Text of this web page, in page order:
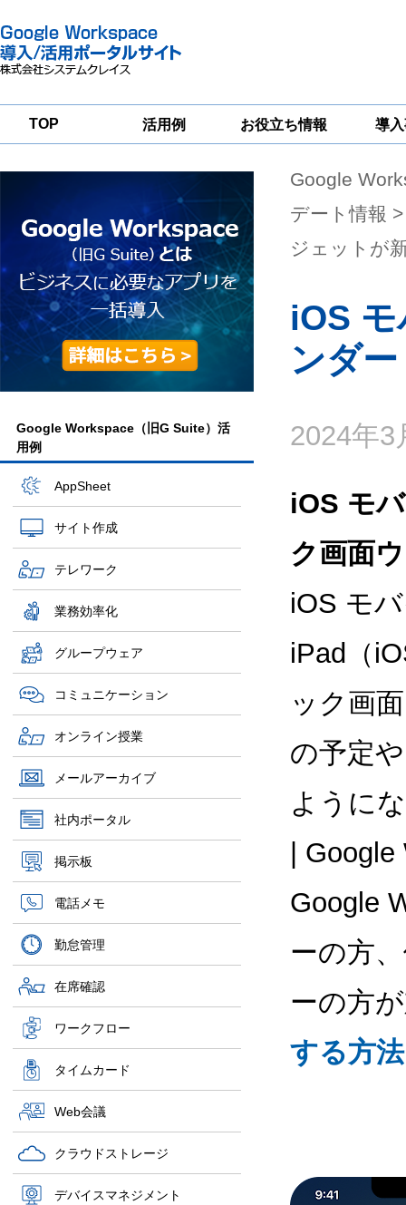
TOP 活用例 お役立ち情報
一
導
グループウェア
移行支援
Google
Workspace
セキュリティ
対策サービス
Google Workspace（旧G Suite）活
用例
AppSheet
サイト作成
テレワーク
業務効率化
グループウェア
コミュニケーション
オンライン授業
メールアーカイブ
社内ポータル
掲示板
電話メモ
勤怠管理
在席確認
ワークフロー
タイムカード
Web会議
クラウドストレージ
デバイスマネジメント
Google
デート情報
ジェットが
iOS
ンダ
2024年3
iOS モ
ク画面
iOS モ
iPad（
ック画
の予定
ように
|
Google
ーの方
ーの方
する方法